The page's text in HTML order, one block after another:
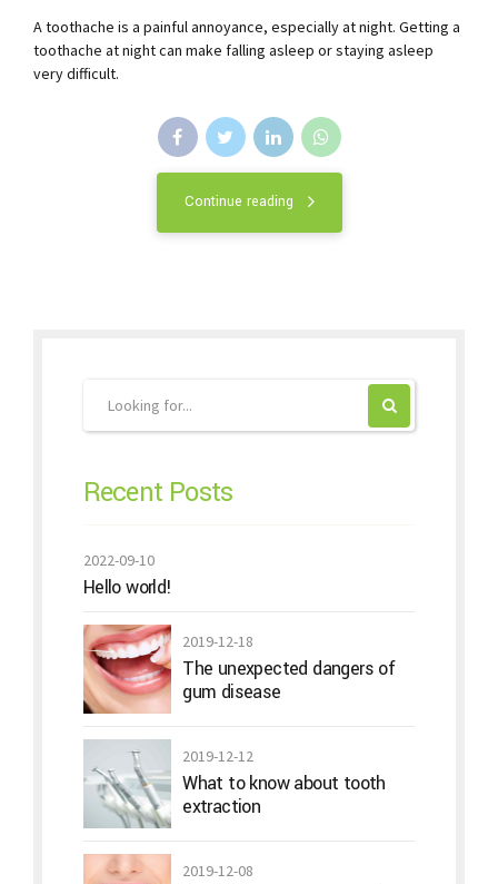
A toothache is a painful annoyance, especially at night. Getting a
toothache at night can make falling asleep or staying asleep
very difficult.
Continue reading
Recent Posts
2022-09-10
Hello world!
2019-12-18
The unexpected dangers of
gum disease
2019-12-12
What to know about tooth
extraction
2019-12-08